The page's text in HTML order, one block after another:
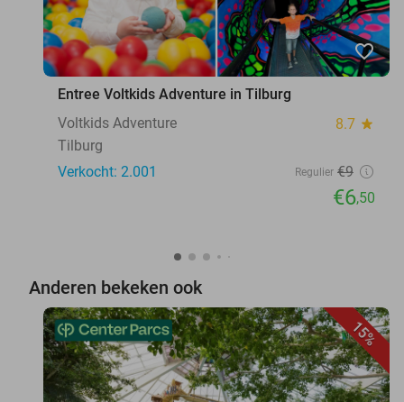
favorite_border
Entree Voltkids Adventure in Tilburg
Voltkids Adventure
8.7 star
Tilburg
Verkocht: 2.001
Regulier €9
€6,50
Anderen bekeken ook
15%